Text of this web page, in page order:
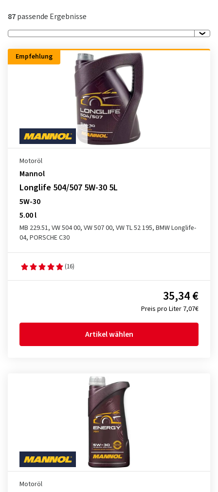
87passende Ergebnisse
Empfehlung
Motoröl
Mannol
Longlife 504/507 5W-30 5L
5W-30
5.00 l
MB 229.51, VW 504 00, VW 507 00, VW TL 52 195, BMW Longlife-
04, PORSCHE C30
(16)
Preis pro Liter 7,07€
35,34 €
Artikel wählen
Motoröl